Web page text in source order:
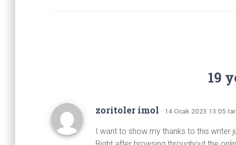
19
zoritoler imol · 14 Ocak 2023 13:05
I want to show my thanks to this writer